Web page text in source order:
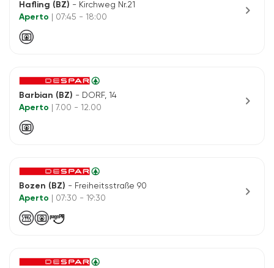
Hafling (BZ) - Kirchweg Nr.21
Aperto
| 07:45 - 18:00 chevron_right
Barbian (BZ) - DORF, 14
Aperto
| 7.00 - 12.00 chevron_right
Bozen (BZ) - Freiheitsstraße 90
Aperto
| 07:30 - 19:30 chevron_right